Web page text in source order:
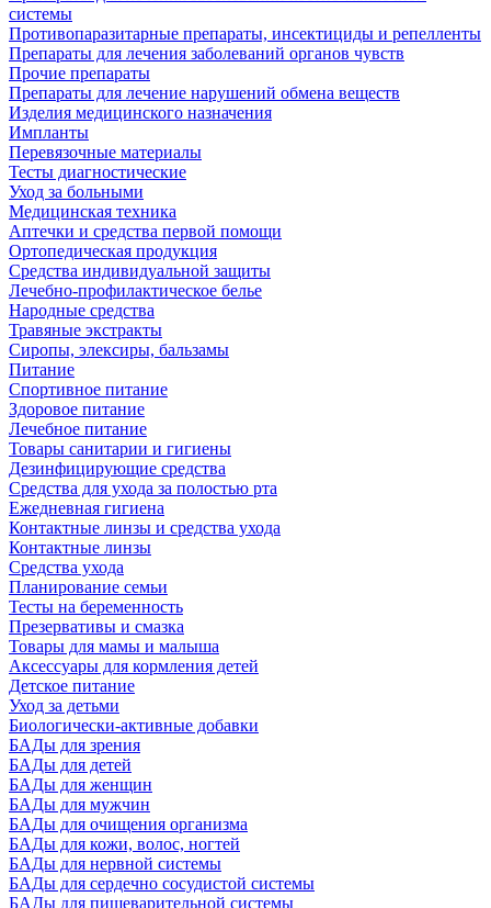
системы
Противопаразитарные препараты, инсектициды и репелленты
Препараты для лечения заболеваний органов чувств
Прочие препараты
Препараты для лечение нарушений обмена веществ
Изделия медицинского назначения
Импланты
Перевязочные материалы
Тесты диагностические
Уход за больными
Медицинская техника
Аптечки и средства первой помощи
Ортопедическая продукция
Средства индивидуальной защиты
Лечебно-профилактическое белье
Народные средства
Травяные экстракты
Сиропы, элексиры, бальзамы
Питание
Спортивное питание
Здоровое питание
Лечебное питание
Товары санитарии и гигиены
Дезинфицирующие средства
Средства для ухода за полостью рта
Ежедневная гигиена
Контактные линзы и средства ухода
Контактные линзы
Средства ухода
Планирование семьи
Тесты на беременность
Презервативы и смазка
Товары для мамы и малыша
Аксессуары для кормления детей
Детское питание
Уход за детьми
Биологически-активные добавки
БАДы для зрения
БАДы для детей
БАДы для женщин
БАДы для мужчин
БАДы для очищения организма
БАДы для кожи, волос, ногтей
БАДы для нервной системы
БАДы для сердечно сосудистой системы
БАДы для пищеварительной системы